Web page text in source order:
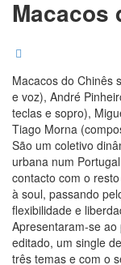
Macacos
Macacos do Chinês
e voz), André
teclas e sopro),
Tiago Morna
São um coletivo
urbana num
contacto com o
à soul, passando
flexibilidade e
Apresentaram-se
editado, um single
três temas e com o